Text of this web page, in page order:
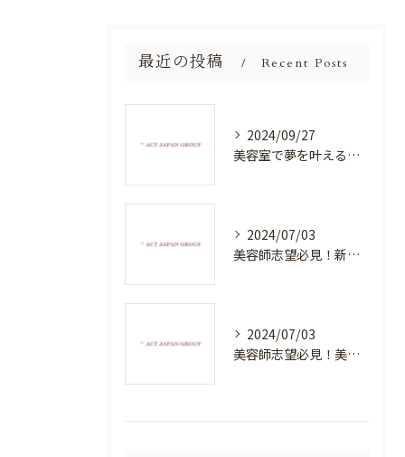
最近の投稿 Recent Posts
2024/09/27
美容室で夢を叶える！自分を磨く新たなチャンス
2024/07/03
美容師志望必見！新たな価値を創造する美容室でハイレベルな技術を学べる環境
2024/07/03
美容師志望必見！美容室NEWSTANDARDで最高のスキルアップを目指そう！